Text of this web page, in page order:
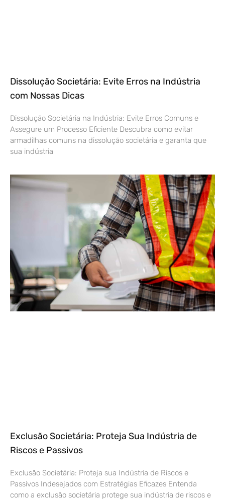
Dissolução Societária: Evite Erros na Indústria
com Nossas Dicas
Dissolução Societária na Indústria: Evite Erros Comuns e
Assegure um Processo Eficiente Descubra como evitar
armadilhas comuns na dissolução societária e garanta que
sua indústria
Exclusão Societária: Proteja Sua Indústria de
Riscos e Passivos
Exclusão Societária: Proteja sua Indústria de Riscos e
Passivos Indesejados com Estratégias Eficazes Entenda
como a exclusão societária protege sua indústria de riscos e